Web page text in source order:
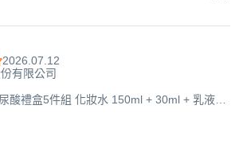
2026.07.12
有限公司
酸禮盒5件組 化妝水 150ml + 30ml + 乳液